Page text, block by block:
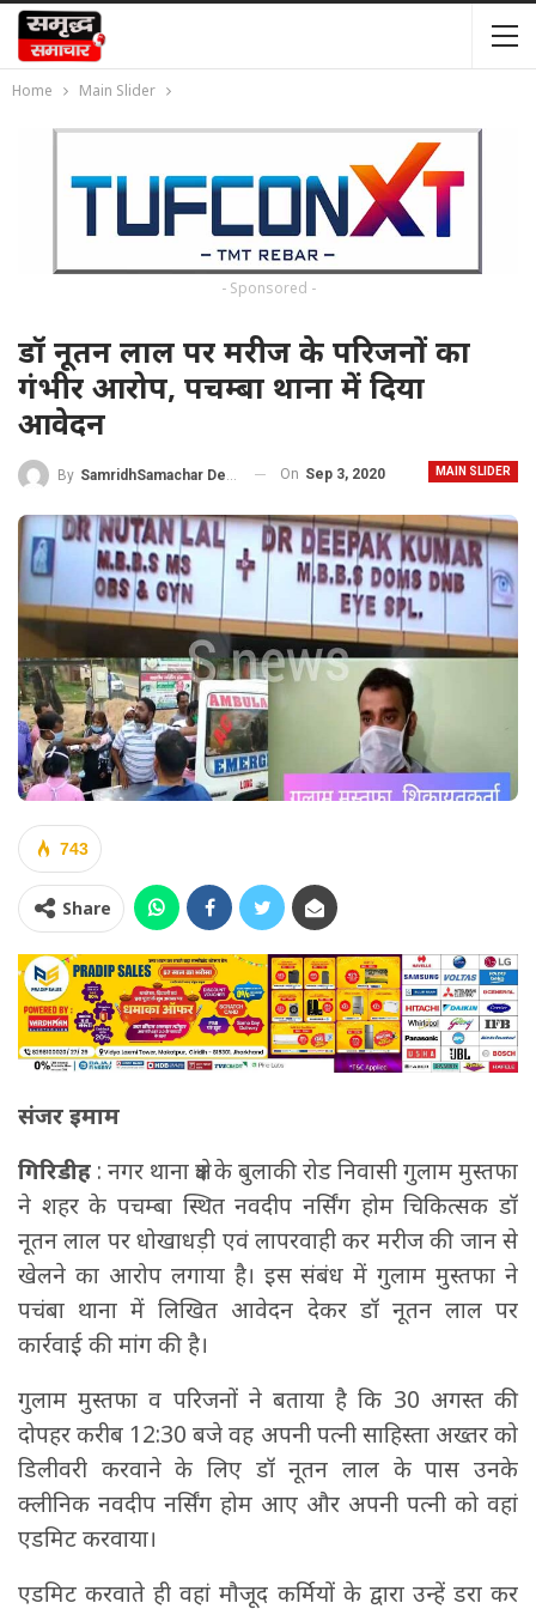
Home Main Slider
- Sponsored -
डॉ नूतन लाल पर मरीज के परिजनों का
गंभीर आरोप, पचम्बा थाना में दिया
आवेदन
MAIN SLIDER
By SamridhSamachar Desk On Sep 3, 2020
743
Share
संजर इमाम
गिरिडीह : नगर थाना क्षेत्र के बुलाकी रोड निवासी गुलाम मुस्तफा
ने शहर के पचम्बा स्थित नवदीप नर्सिंग होम चिकित्सक डॉ
नूतन लाल पर धोखाधड़ी एवं लापरवाही कर मरीज की जान से
खेलने का आरोप लगाया है। इस संबंध में गुलाम मुस्तफा ने
पचंबा थाना में लिखित आवेदन देकर डॉ नूतन लाल पर
कार्रवाई की मांग की है।
गुलाम मुस्तफा व परिजनों ने बताया है कि 30 अगस्त की
दोपहर करीब 12:30 बजे वह अपनी पत्नी साहिस्ता अख्तर को
डिलीवरी करवाने के लिए डॉ नूतन लाल के पास उनके
क्लीनिक नवदीप नर्सिंग होम आए और अपनी पत्नी को वहां
एडमिट करवाया।
एडमिट करवाते ही वहां मौजूद कर्मियों के द्वारा उन्हें डरा कर